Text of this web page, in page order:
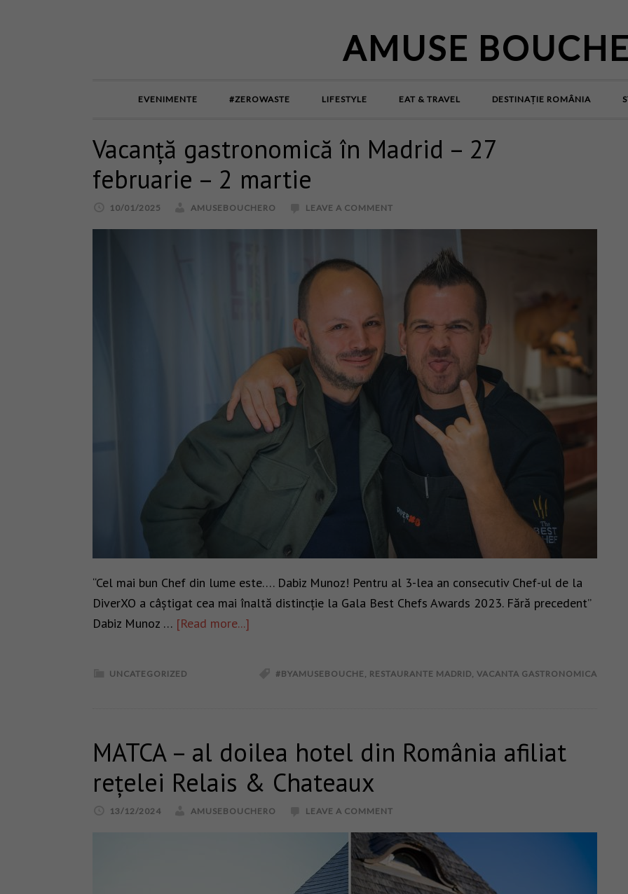
AMUSE
EVENIMENTE #ZEROWASTE LIFESTYLE EAT & TRAVEL DESTINAȚIE ROMÂNIA
Vacanță gastronomică în Madrid – 27
februarie – 2 martie
10/01/2025 AMUSEBOUCHERO LEAVE A COMMENT
“Cel mai bun Chef din lume este…. Dabiz Munoz! Pentru al 3-lea an consecutiv Chef-ul de la
DiverXO a câștigat cea mai înaltă distincție la Gala Best Chefs Awards 2023. Fără precedent”
Dabiz Munoz … [Read more...]
UNCATEGORIZED #BYAMUSEBOUCHE, RESTAURANTE MADRID, VACANTA GASTRONOMICA
MATCA – al doilea hotel din România afiliat
rețelei Relais & Chateaux
13/12/2024 AMUSEBOUCHERO LEAVE A COMMENT